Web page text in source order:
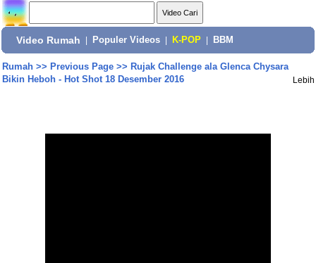
Video Rumah Populer Videos K-POP BBM
Rumah>> Previous Page>> Rujak Challenge ala Glenca Chysara
Bikin Heboh - Hot Shot 18 Desember 2016
Lebih